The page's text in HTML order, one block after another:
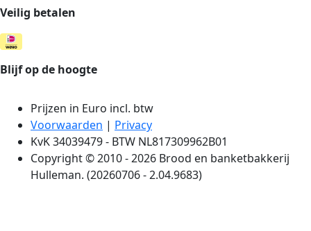
Veilig betalen
Blijf op de hoogte
Prijzen in Euro incl. btw
Voorwaarden | Privacy
KvK 34039479 - BTW NL817309962B01
Copyright © 2010 - 2026 Brood en banketbakkerij
Hulleman. (20260706 - 2.04.9683)